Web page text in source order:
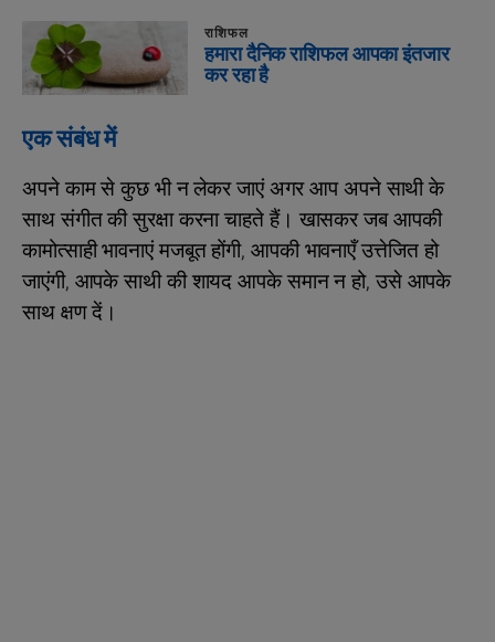
राशिफल
हमारा दैनिक राशिफल आपका इंतजार
कर रहा है
एक संबंध में
अपने काम से कुछ भी न लेकर जाएं अगर आप अपने साथी के
साथ संगीत की सुरक्षा करना चाहते हैं। खासकर जब आपकी
कामोत्साही भावनाएं मजबूत होंगी, आपकी भावनाएँ उत्तेजित हो
जाएंगी, आपके साथी की शायद आपके समान न हो, उसे आपके
साथ क्षण दें।